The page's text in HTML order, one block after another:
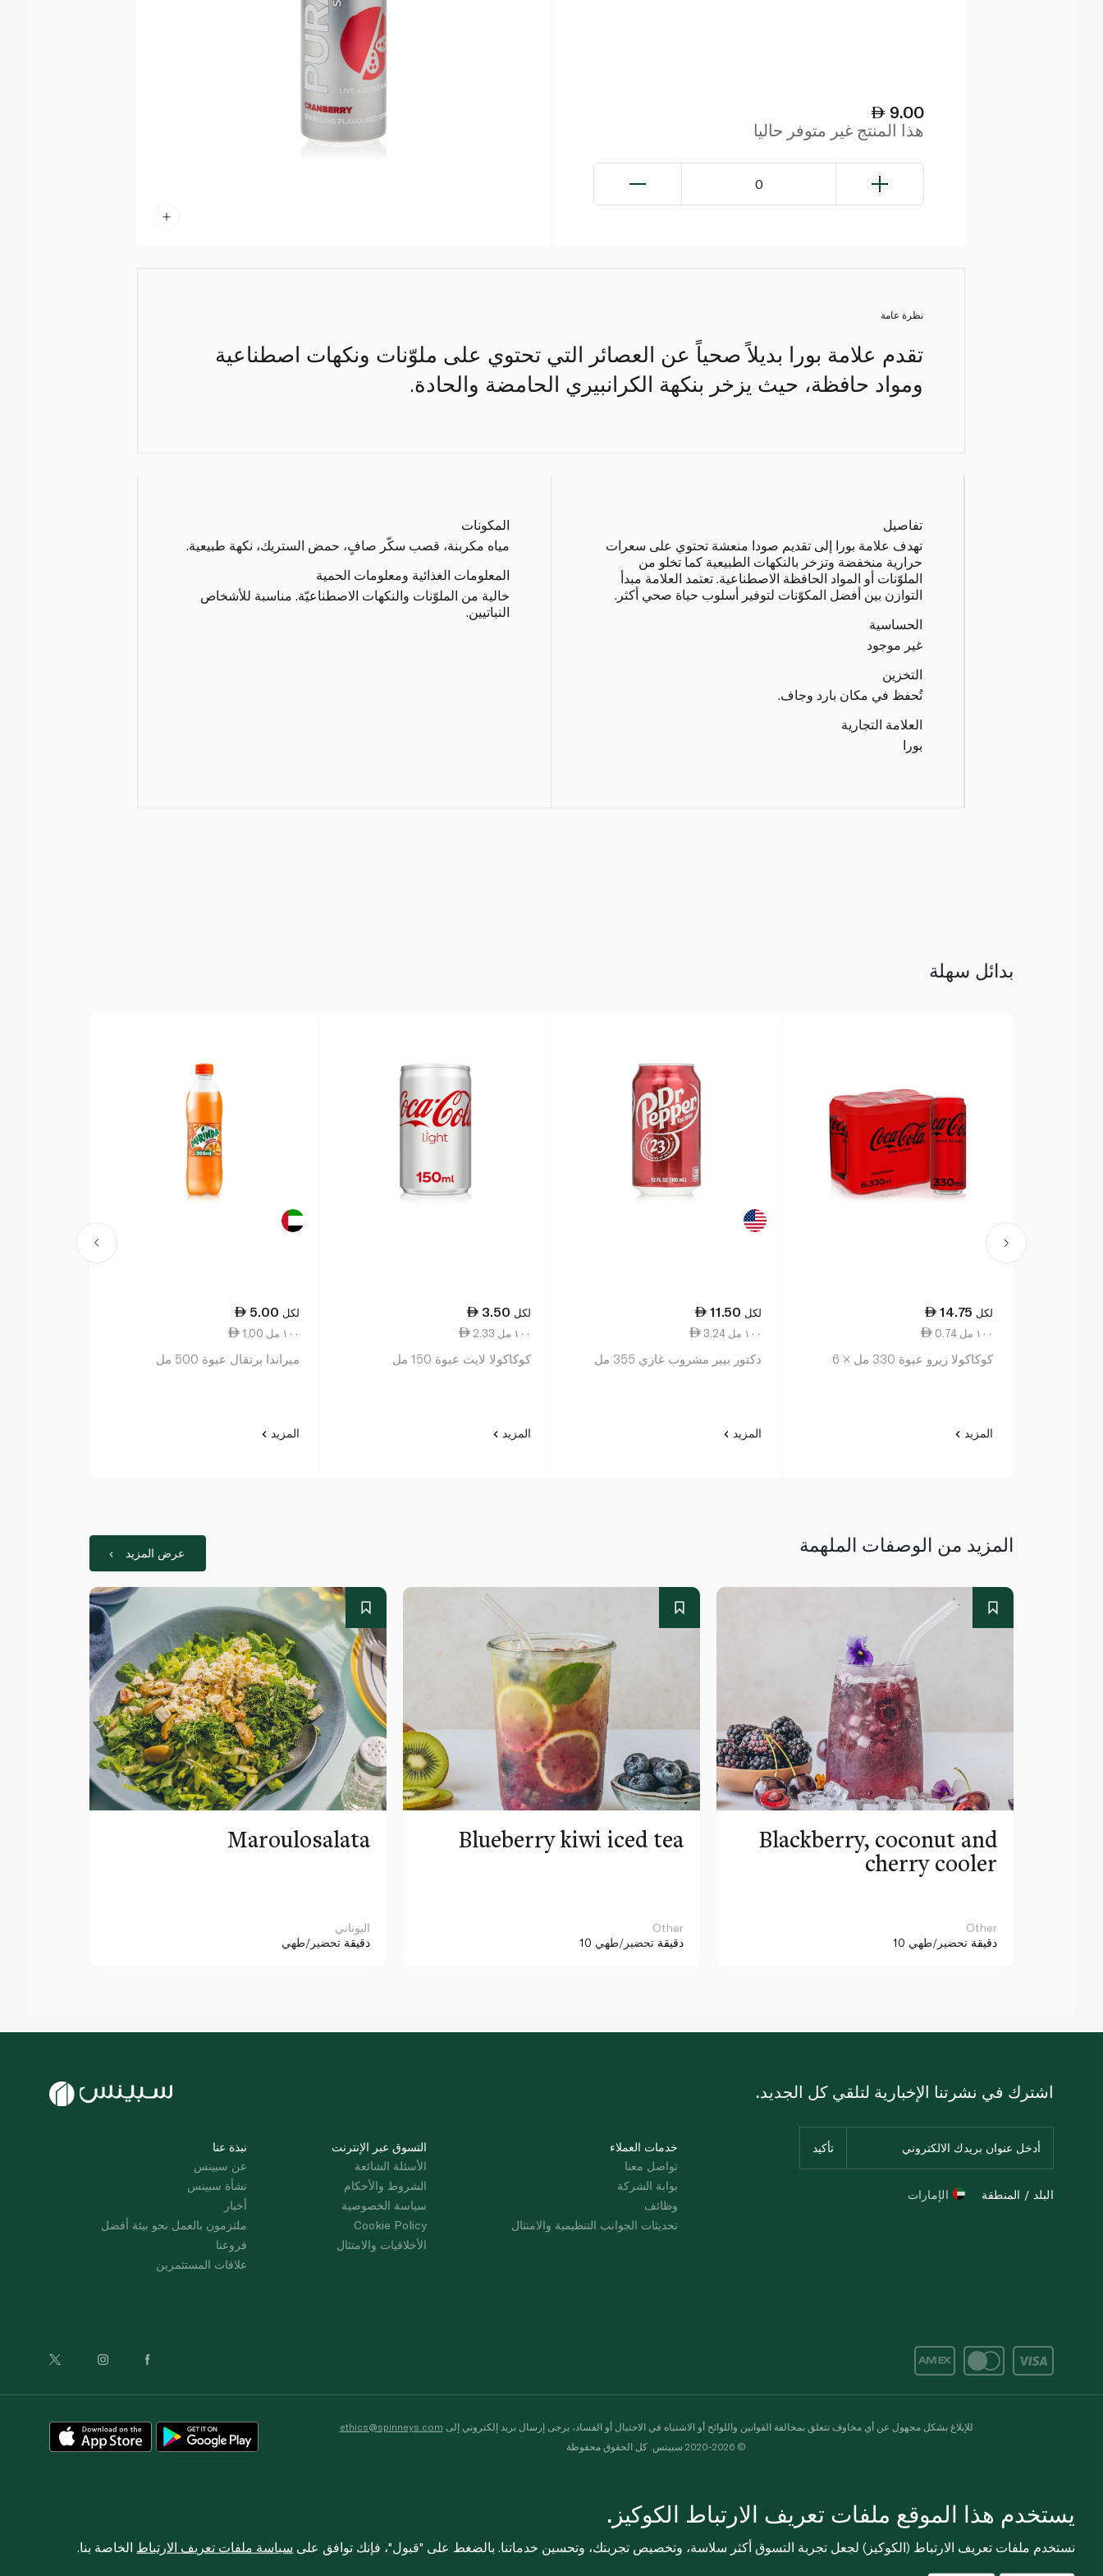
9.00
هذا المنتج غير متوفر حاليا
0
نظرة عامة
تقدم علامة بورا بديلاً صحياً عن العصائر التي تحتوي على ملوّنات ونكهات اصطناعية
ومواد حافظة، حيث يزخر بنكهة الكرانبيري الحامضة والحادة.
تفاصيل
تهدف علامة بورا إلى تقديم صودا منعشة تحتوي على سعرات
حرارية منخفضة وتزخر بالنكهات الطبيعية كما تخلو من
الملوّنات أو المواد الحافظة الاصطناعية. تعتمد العلامة مبدأ
التوازن بين أفضل المكوّنات لتوفير أسلوب حياة صحي أكثر.
الحساسية
غير موجود
التخزين
تُحفظ في مكان بارد وجاف.
العلامة التجارية
بورا
المكونات
مياه مكربنة، قصب سكّر صافٍ، حمض الستريك، نكهة طبيعية.
المعلومات الغذائية ومعلومات الحمية
خالية من الملوّنات والنكهات الاصطناعيّة. مناسبة للأشخاص
النباتيين.
بدائل سهلة
14.75 لكل
0.74 ١٠٠ مل
كوكاكولا زيرو عبوة 330 مل × 6
المزيد
11.50 لكل
3.24 ١٠٠ مل
دكتور بيبر مشروب غازي 355 مل
المزيد
3.50 لكل
2.33 ١٠٠ مل
كوكاكولا لايت عبوة 150 مل
المزيد
5.00 لكل
1.00 ١٠٠ مل
ميراندا برتقال عبوة 500 مل
المزيد
المزيد من الوصفات الملهمة عرض المزيد
Maroulosalata
اليوناني
دقيقة تحضير/طهي
Blueberry kiwi iced tea
Other
10 دقيقة تحضير/طهي
Blackberry, coconut and
cherry cooler
Other
10 دقيقة تحضير/طهي
نبذة عنا
عن سبينس
نشأة سبينس
أخبار
ملتزمون بالعمل نحو بيئة أفضل
فروعنا
علاقات المستثمرين
التسوق عبر الإنترنت
الأسئلة الشائعة
الشروط والأحكام
سياسة الخصوصية
Cookie Policy
الأخلاقيات والامتثال
خدمات العملاء
تواصل معنا
بوابة الشركة
وظائف
تحديثات الجوانب التنظيمية والامتثال
اشترك في نشرتنا الإخبارية لتلقي كل الجديد.
البلد / المنطقة الإمارات
للإبلاغ بشكل مجهول عن أي مخاوف تتعلق بمخالفة القوانين واللوائح أو الاشتباه في الاحتيال أو الفساد، يرجى إرسال بريد إلكتروني إلى ethics@spinneys.com
© 2020-2026 سبينس. كل الحقوق محفوظة
يستخدم هذا الموقع ملفات تعريف الارتباط الكوكيز.
نستخدم ملفات تعريف الارتباط (الكوكيز) لجعل تجربة التسوق أكثر سلاسة، وتخصيص تجربتك، وتحسين خدماتنا. بالضغط على "قبول"، فإنك توافق على سياسة ملفات تعريف الارتباط الخاصة بنا.